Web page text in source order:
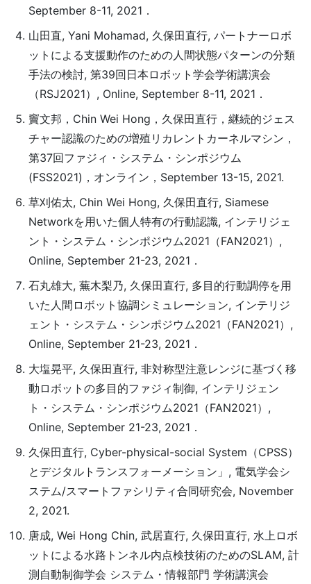
September 8-11, 2021．
山田直, Yani Mohamad, 久保田直行, パートナーロボ
ットによる支援動作のための人間状態パターンの分類
手法の検討, 第39回日本ロボット学会学術講演会
（RSJ2021）, Online, September 8-11, 2021．
竇文邦，Chin Wei Hong，久保田直行，継続的ジェス
チャー認識のための増殖リカレントカーネルマシン，
第37回ファジィ・システム・シンポジウム
(FSS2021)，オンライン，September 13-15, 2021.
草刈佑太, Chin Wei Hong, 久保田直行, Siamese
Networkを用いた個人特有の行動認識, インテリジェ
ント・システム・シンポジウム2021（FAN2021）,
Online, September 21-23, 2021．
石丸雄大, 蕪木梨乃, 久保田直行, 多目的行動調停を用
いた人間ロボット協調シミュレーション, インテリジ
ェント・システム・シンポジウム2021（FAN2021）,
Online, September 21-23, 2021．
大塩晃平, 久保田直行, 非対称型注意レンジに基づく移
動ロボットの多目的ファジィ制御, インテリジェン
ト・システム・シンポジウム2021（FAN2021）,
Online, September 21-23, 2021．
久保田直行, Cyber-physical-social System（CPSS）
とデジタルトランスフォーメーション」, 電気学会シ
ステム/スマートファシリティ合同研究会, November
2, 2021.
唐成, Wei Hong Chin, 武居直行, 久保田直行, 水上ロボ
ットによる水路トンネル内点検技術のためのSLAM, 計
測自動制御学会 システム・情報部門 学術講演会